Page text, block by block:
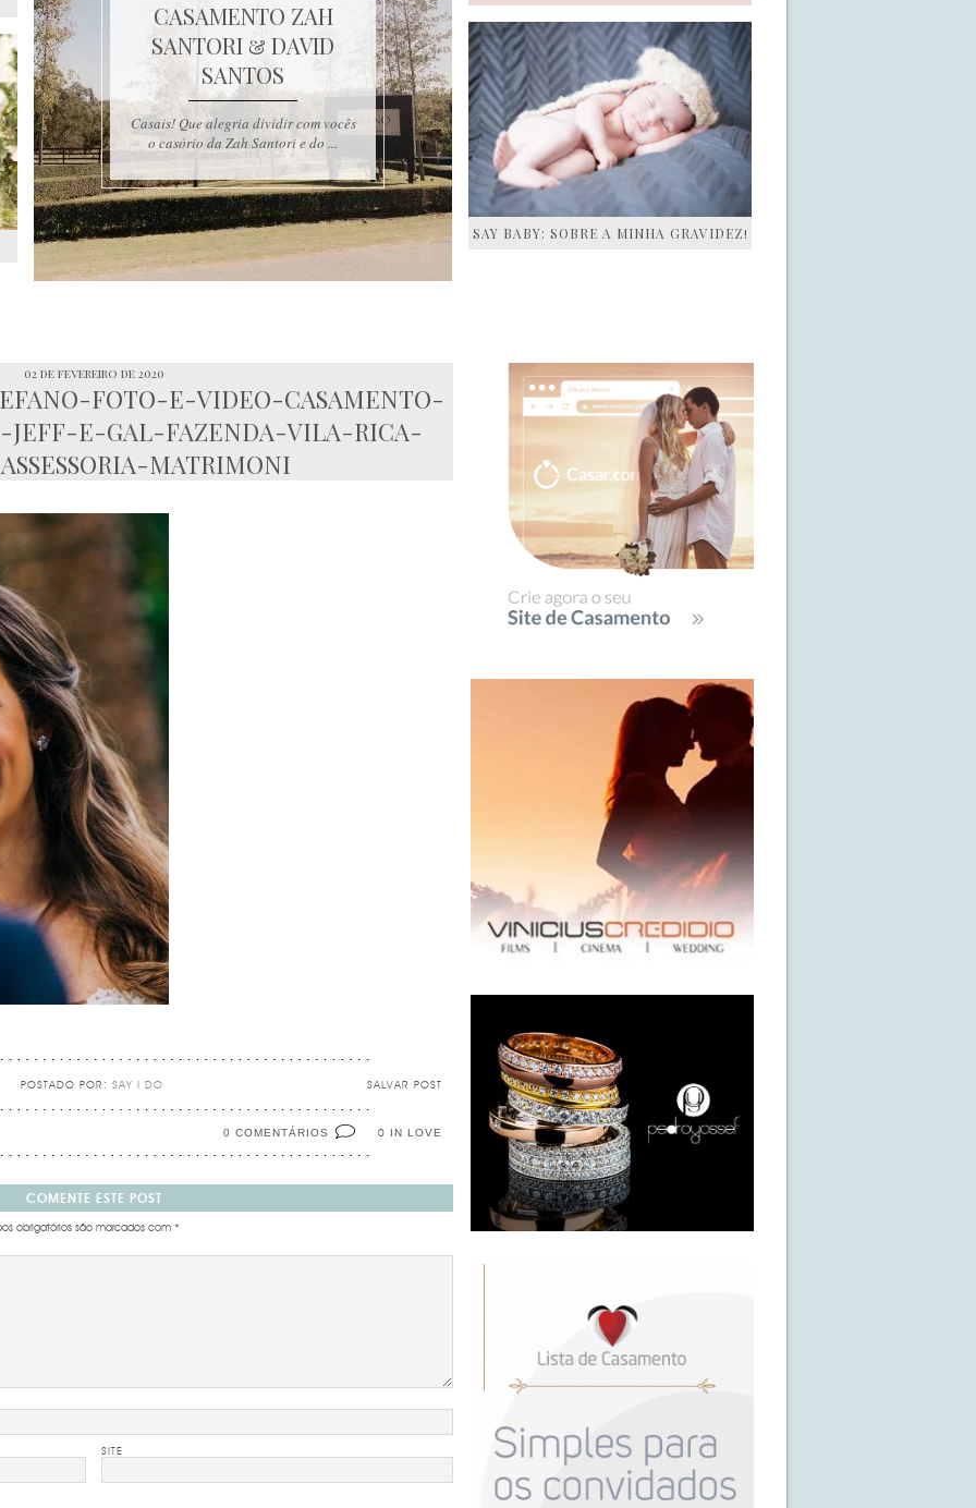
CASAMENTO ZAH
SANTORI & DAVID
SANTOS
Casais! Que alegria dividir com vocês
o casório da Zah Santori e do ...
SAY BABY: SOBRE A MINHA GRAVIDEZ!
02 de fevereiro de 2020
FOTO-E-VIDEO-CASAMENTO-
E-GAL-FAZENDA-VILA-RICA-
MATRIMONI
SALVAR POST
POSTADO POR: SAY I DO
0 IN LOVE
0 COMENTÁRIOS
COMENTE ESTE POST
obrigatórios são marcados com *
SITE
SIDEBAR